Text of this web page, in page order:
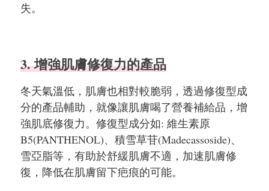
失。
3. 增強肌膚修復力的產品
冬天氣溫低，肌膚也相對較脆弱，透過修復型成
分的產品輔助，就像讓肌膚喝了營養補給品，增
強肌底修復力。修復型成分如: 維生素原
B5(PANTHENOL)、積雪草苷(Madecassoside)、
雪亞脂等，有助於舒緩肌膚不適，加速肌膚修
復，降低在肌膚留下疤痕的可能。